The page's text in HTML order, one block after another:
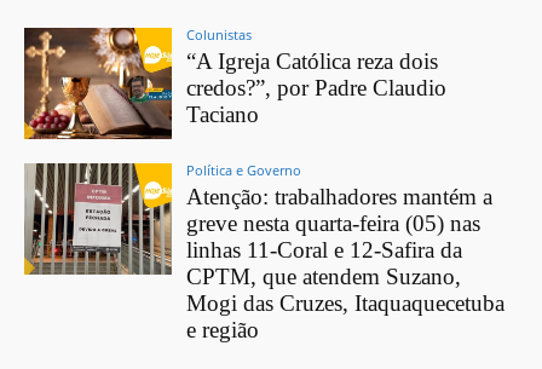
Colunistas
“A Igreja Católica reza dois
credos?”, por Padre Claudio
Taciano
Política e Governo
Atenção: trabalhadores mantém a
greve nesta quarta-feira (05) nas
linhas 11-Coral e 12-Safira da
CPTM, que atendem Suzano,
Mogi das Cruzes, Itaquaquecetuba
e região